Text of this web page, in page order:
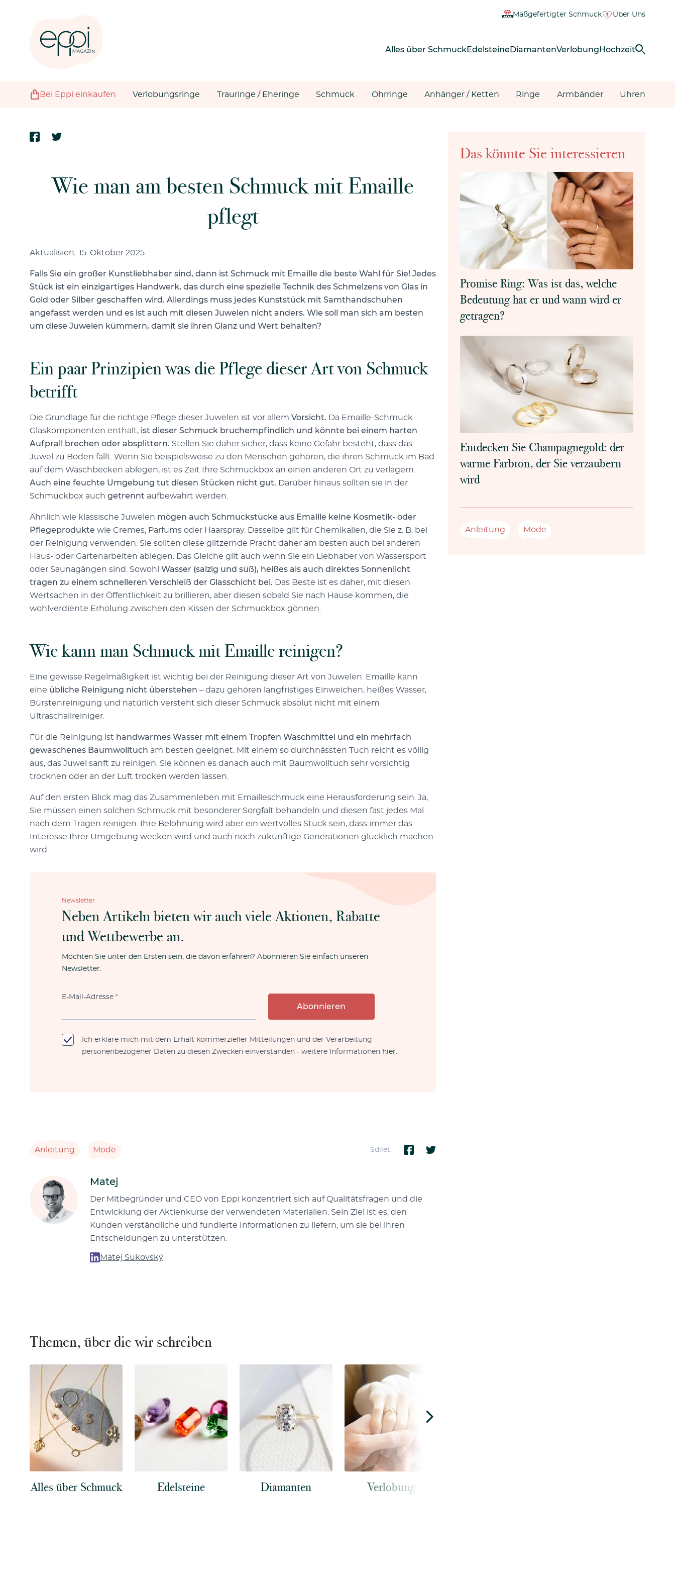
Maßgefertigter Schmuck Über Uns
Alles über SchmuckEdelsteine DiamantenVerlobung Hochzeit
Bei Eppi einkaufen Verlobungsringe Trauringe / Eheringe Schmuck Ohrringe Anhänger / Ketten Ringe Armbänder Uhren
Wie man am besten Schmuck mit Emaille
pflegt
Aktualisiert: 15. Oktober 2025
Falls Sie ein großer Kunstliebhaber sind, dann ist Schmuck mit Emaille die beste Wahl für Sie! Jedes
Stück ist ein einzigartiges Handwerk, das durch eine spezielle Technik des Schmelzens von Glas in
Gold oder Silber geschaffen wird. Allerdings muss jedes Kunststück mit Samthandschuhen
angefasst werden und es ist auch mit diesen Juwelen nicht anders. Wie soll man sich am besten
um diese Juwelen kümmern, damit sie ihren Glanz und Wert behalten?
Ein paar Prinzipien was die Pflege dieser Art von Schmuck
betrifft
Die Grundlage für die richtige Pflege dieser Juwelen ist vor allem Vorsicht. Da Emaille-Schmuck
Glaskomponenten enthält, ist dieser Schmuck bruchempfindlich und könnte bei einem harten
Aufprall brechen oder absplittern. Stellen Sie daher sicher, dass keine Gefahr besteht, dass das
Juwel zu Boden fällt. Wenn Sie beispielsweise zu den Menschen gehören, die ihren Schmuck im Bad
auf dem Waschbecken ablegen, ist es Zeit Ihre Schmuckbox an einen anderen Ort zu verlagern.
Auch eine feuchte Umgebung tut diesen Stücken nicht gut. Darüber hinaus sollten sie in der
Schmuckbox auch getrennt aufbewahrt werden.
Ähnlich wie klassische Juwelen mögen auch Schmuckstücke aus Emaille keine Kosmetik- oder
Pflegeprodukte wie Cremes, Parfums oder Haarspray. Dasselbe gilt für Chemikalien, die Sie z. B. bei
der Reinigung verwenden. Sie sollten diese glitzernde Pracht daher am besten auch bei anderen
Haus- oder Gartenarbeiten ablegen. Das Gleiche gilt auch wenn Sie ein Liebhaber von Wassersport
oder Saunagängen sind. Sowohl Wasser (salzig und süß), heißes als auch direktes Sonnenlicht
tragen zu einem schnelleren Verschleiß der Glasschicht bei. Das Beste ist es daher, mit diesen
Wertsachen in der Öffentlichkeit zu brillieren, aber diesen sobald Sie nach Hause kommen, die
wohlverdiente Erholung zwischen den Kissen der Schmuckbox gönnen.
Wie kann man Schmuck mit Emaille reinigen?
Eine gewisse Regelmäßigkeit ist wichtig bei der Reinigung dieser Art von Juwelen. Emaille kann
eine übliche Reinigung nicht überstehen – dazu gehören langfristiges Einweichen, heißes Wasser,
Bürstenreinigung und natürlich versteht sich dieser Schmuck absolut nicht mit einem
Ultraschallreiniger.
Für die Reinigung ist handwarmes Wasser mit einem Tropfen Waschmittel und ein mehrfach
gewaschenes Baumwolltuch am besten geeignet. Mit einem so durchnässten Tuch reicht es völlig
aus, das Juwel sanft zu reinigen. Sie können es danach auch mit Baumwolltuch sehr vorsichtig
trocknen oder an der Luft trocken werden lassen.
Auf den ersten Blick mag das Zusammenleben mit Emailleschmuck eine Herausforderung sein. Ja,
Sie müssen einen solchen Schmuck mit besonderer Sorgfalt behandeln und diesen fast jedes Mal
nach dem Tragen reinigen. Ihre Belohnung wird aber ein wertvolles Stück sein, dass immer das
Interesse Ihrer Umgebung wecken wird und auch noch zukünftige Generationen glücklich machen
wird.
Newsletter
Neben Artikeln bieten wir auch viele Aktionen, Rabatte
und Wettbewerbe an.
Möchten Sie unter den Ersten sein, die davon erfahren? Abonnieren Sie einfach unseren
Newsletter.
E-Mail-Adresse *
Ich erkläre mich mit dem Erhalt kommerzieller Mitteilungen und der Verarbeitung
personenbezogener Daten zu diesen Zwecken einverstanden - weitere Informationen hier.
Abonnieren
Sdílet:
Anleitung Mode
Matej
Der Mitbegründer und CEO von Eppi konzentriert sich auf Qualitätsfragen und die
Entwicklung der Aktienkurse der verwendeten Materialien. Sein Ziel ist es, den
Kunden verständliche und fundierte Informationen zu liefern, um sie bei ihren
Entscheidungen zu unterstützen.
Matej Sukovský
Das könnte Sie interessieren
Promise Ring: Was ist das, welche
Bedeutung hat er und wann wird er
getragen?
Entdecken Sie Champagnegold: der
warme Farbton, der Sie verzaubern
wird
Anleitung Mode
Themen, über die wir schreiben
Alles über Schmuck Edelsteine Diamanten Verlobung